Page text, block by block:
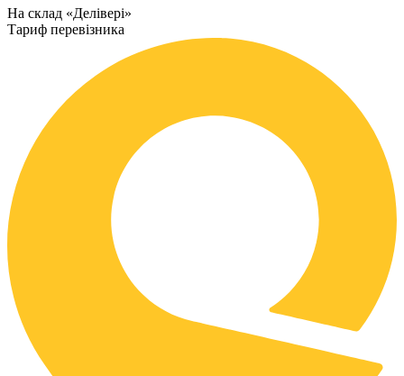
На склад «Делівері»
Тариф перевізника